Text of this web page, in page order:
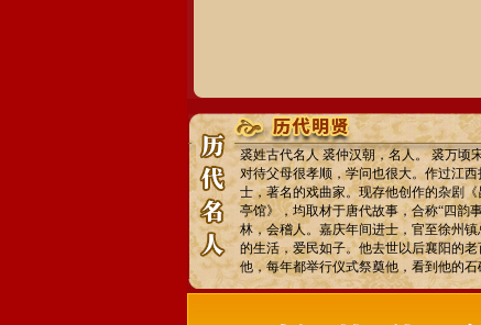
裘姓古代名人 裘仲汉朝，名人。 裘万顷
对待父母很孝顺，学问也很大。作过江
士，著名的戏曲家。现存他创作的杂剧
亭馆》，均取材于唐代故事，合称“四韵
林，会稽人。嘉庆年间进士，官至徐州
的生活，爱民如子。他去世以后襄阳的
他，每年都举行仪式祭奠他，看到他的石